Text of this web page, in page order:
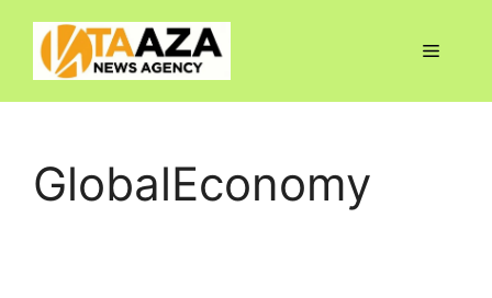
content
Menu
GlobalEconomy